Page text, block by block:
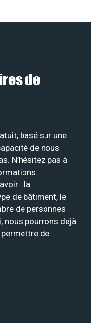
de
basé sur une
de nous
N’hésitez pas à
: la
de bâtiment, le
de personnes
nous pourrons déjà
de